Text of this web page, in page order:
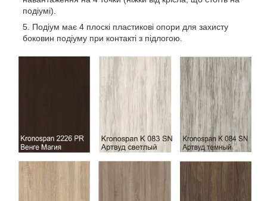
подіумі).
Подіум має 4 плоскі пластикові опори для захисту
боковин подіуму при контакті з підлогою.